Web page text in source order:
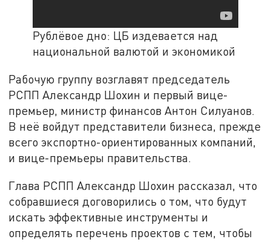
Рублёвое дно: ЦБ издевается над
национальной валютой и экономикой
Рабочую группу возглавят председатель
РСПП Александр Шохин и первый вице-
премьер, министр финансов Антон Силуанов.
В неё войдут представители бизнеса, прежде
всего экспортно-ориентированных компаний,
и вице-премьеры правительства.
Глава РСПП Александр Шохин рассказал, что
собравшиеся договорились о том, что будут
искать эффективные инструменты и
определять перечень проектов с тем, чтобы